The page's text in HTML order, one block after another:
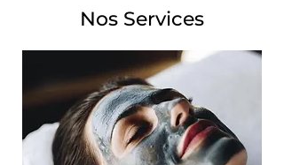
Nos Services